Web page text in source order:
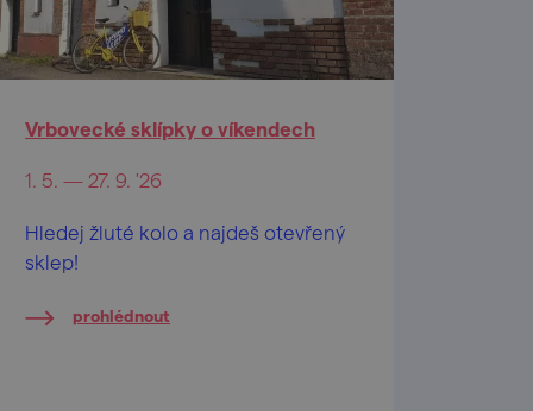
Vrbovecké sklípky o víkendech
1. 5. — 27. 9. '26
Hledej žluté kolo a najdeš otevřený
sklep!
prohlédnout